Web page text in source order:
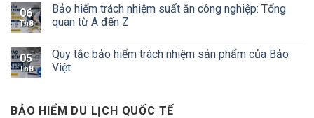
06
Th8
Bảo hiểm trách nhiệm suất ăn công nghiệp: Tổng
quan từ A đến Z
05
Th8
Quy tắc bảo hiểm trách nhiệm sản phẩm của Bảo
Việt
BẢO HIỂM DU LỊCH QUỐC TẾ